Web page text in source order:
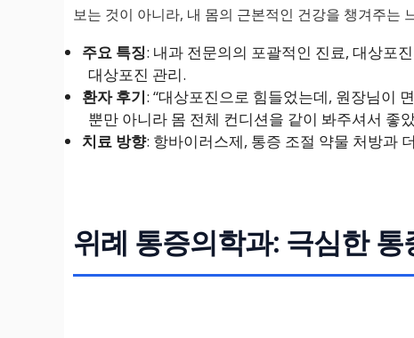
보는 것이 아니라, 내 몸의 근본적인 건강을 챙겨주는
주요 특징: 내과 전문의의 포괄적인 진료, 대상포
대상포진 관리.
환자 후기: “대상포진으로 힘들었는데, 원장님이
뿐만 아니라 몸 전체 컨디션을 같이 봐주셔서 좋
치료 방향: 항바이러스제, 통증 조절 약물 처방과
위례 통증의학과: 극심한